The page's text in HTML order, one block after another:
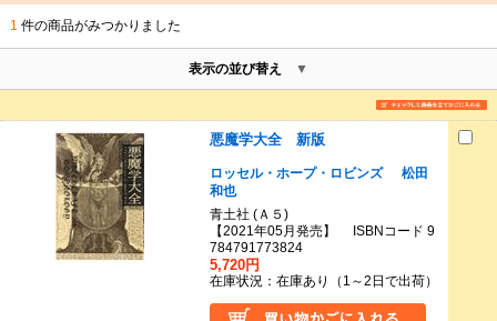
1 件の商品がみつかりました
表示の並び替え
悪魔学大全 新版
ロッセル・ホープ・ロビンズ
松田
和也
青土社 (Ａ５)
【2021年05月発売】 ISBNコード 9
784791773824
5,720円
在庫状況：在庫あり（1～2日で出荷）